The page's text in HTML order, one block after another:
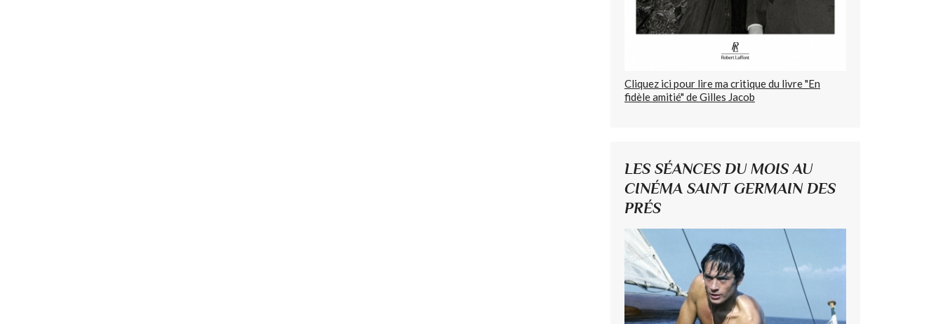
Cliquez ici pour lire ma critique du livre "En
fidèle amitié" de Gilles Jacob
LES SÉANCES DU MOIS AU
CINÉMA SAINT GERMAIN DES
PRÉS